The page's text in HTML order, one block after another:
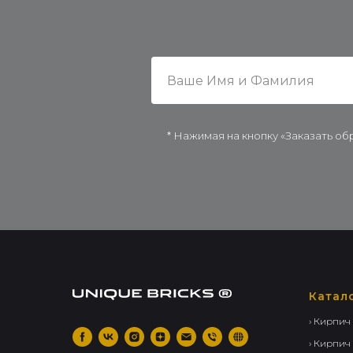
* Нажимая на кнопку «Заказать
›
›